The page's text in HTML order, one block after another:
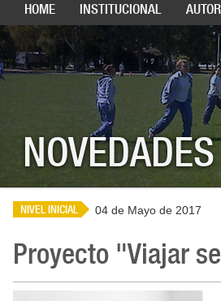
HOME INSTITUCIONAL
NOVEDADES
NIVEL INICIAL 04 de Mayo de 2017
Proyecto "Viajar